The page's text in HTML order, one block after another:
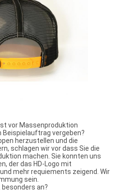
vor Massenproduktion
Beispielauftrag vergeben?
herzustellen und die
schlagen wir vor dass Sie die
machen. Sie konnten uns
der das HD-Logo mit
mehr requiements zeigend. Wir
sein.
an?